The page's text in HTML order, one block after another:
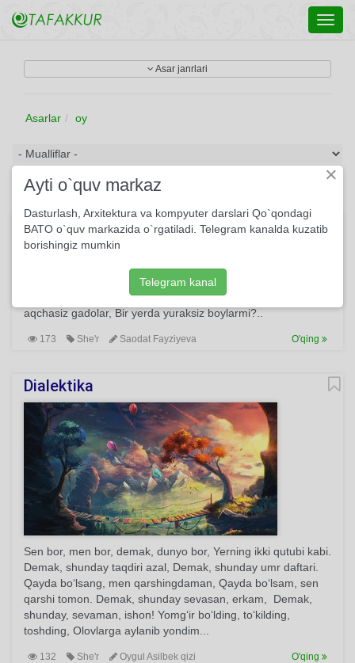
Asar janrlari
Asarlar oy
Tong otdi. Ko’chaning bag’rida...
Tong otdi. Ko’chaning bag’rida Odamlar yuradi o’zicha.
daydi yellardek kezinar, Kim ko’zdan ma’nolar o’qiydi.
Musicha daraxtda o’tirib, Ming turli falsafa to’qiydi. Bir yerda
aqchasiz gadolar, Bir yerda yuraksiz boylarmi?..
173 She'r Saodat Fayziyeva O'qing
Dialektika
Sen bor, men bor, demak, dunyo bor, Yerning ikki qutubi kabi.
Demak, shunday taqdiri azal, Demak, shunday umr daftari.
Qayda bo‘lsang, men qarshingdaman, Qayda bo‘lsam, sen
qarshi tomon. Demak, shunday sevasan, erkam, Demak,
shunday, sevaman, ishon! Yomg‘ir bo‘lding, to‘kilding,
toshding, Olovlarga aylanib yondim...
132 She'r Oygul Asilbek qizi O'qing
×
Ayti o`quv markaz
Dasturlash, Arxitektura va kompyuter darslari Qo`qondagi
BATO o`quv markazida o`rgatiladi. Telegram kanalda kuzatib
borishingiz mumkin
Telegram kanal